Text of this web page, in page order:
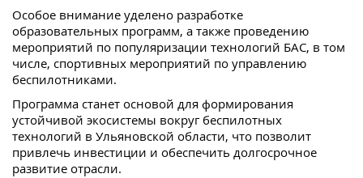
Особое внимание уделено разработке
образовательных программ, а также проведению
мероприятий по популяризации технологий БАС, в том
числе, спортивных мероприятий по управлению
беспилотниками.
Программа станет основой для формирования
устойчивой экосистемы вокруг беспилотных
технологий в Ульяновской области, что позволит
привлечь инвестиции и обеспечить долгосрочное
развитие отрасли.